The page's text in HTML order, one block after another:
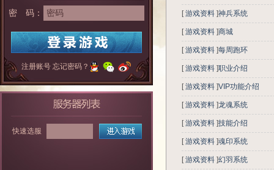
密 码：
注册账号 忘记密码？
快速选服
[游戏资料 ]神兵系统
[游戏资料 ]商城
[游戏资料 ]每周跑环
[游戏资料 ]职业介绍
[游戏资料 ]VIP功能介绍
[游戏资料 ]龙魂系统
[游戏资料 ]技能介绍
[游戏资料 ]魂印系统
[游戏资料 ]幻羽系统